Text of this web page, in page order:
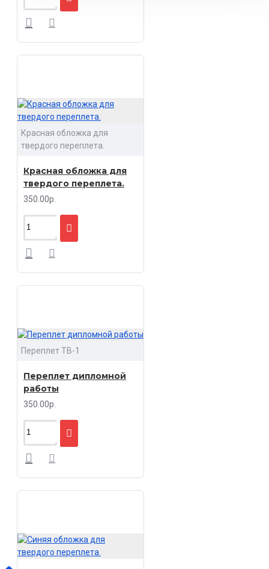
Красная обложка для
твердого переплета.
Красная обложка для
твердого переплета.
350.00р.
Переплет ТВ-1
Переплет дипломной
работы
350.00р.